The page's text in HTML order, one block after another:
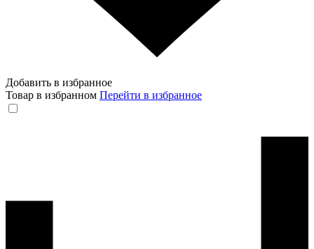
Добавить в избранное
Товар в избранном Перейти в избранное